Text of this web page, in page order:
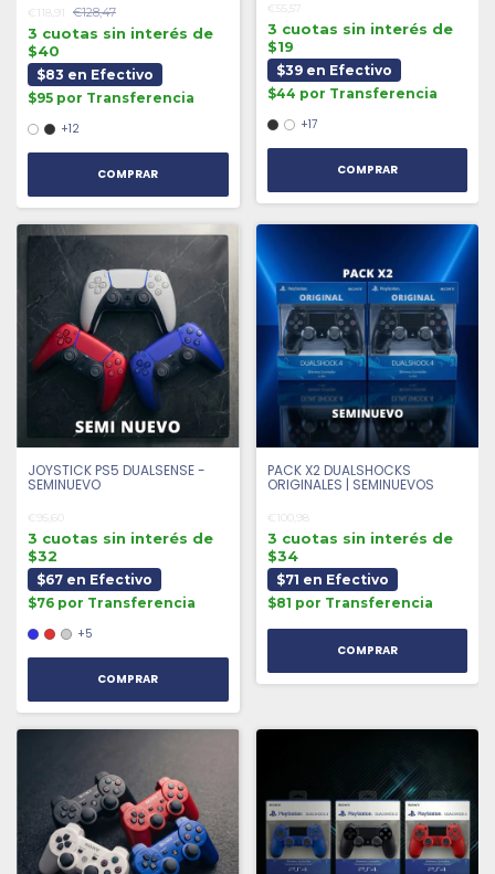
€118,91 €128,47
3 cuotas sin interés de
$40
$83 en Efectivo
$95 por Transferencia
+12
COMPRAR
€55,57
3 cuotas sin interés de
$19
$39 en Efectivo
$44 por Transferencia
+17
COMPRAR
JOYSTICK PS5 DUALSENSE -
SEMINUEVO
€95,60
3 cuotas sin interés de
$32
$67 en Efectivo
$76 por Transferencia
+5
COMPRAR
PACK X2 DUALSHOCKS
ORIGINALES | SEMINUEVOS
€100,98
3 cuotas sin interés de
$34
$71 en Efectivo
$81 por Transferencia